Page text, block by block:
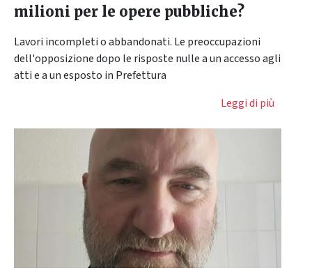
milioni per le opere pubbliche?
Lavori incompleti o abbandonati. Le preoccupazioni
dell'opposizione dopo le risposte nulle a un accesso agli
atti e a un esposto in Prefettura
Leggi di più